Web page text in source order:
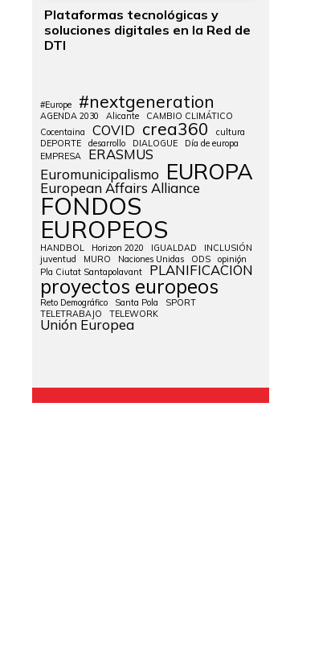
Plataformas tecnológicas y
soluciones digitales en la Red de
DTI
#Europe #nextgeneration
AGENDA 2030 Alicante
CAMBIO CLIMÁTICO
Cocentaina
COVID crea360
cultura
DEPORTE
desarrollo DIALOGUE
Día de europa
EMPRESA
ERASMUS
Euromunicipalismo EUROPA
European Affairs Alliance
FONDOS
EUROPEOS
HANDBOL Horizon 2020 IGUALDAD
INCLUSIÓN
juventud
MURO Naciones Unidas ODS
opinión
Pla Ciutat Santapolavant
PLANIFICACIÓN
proyectos europeos
Reto Demográfico Santa Pola
SPORT
TELETRABAJO
TELEWORK
Unión Europea